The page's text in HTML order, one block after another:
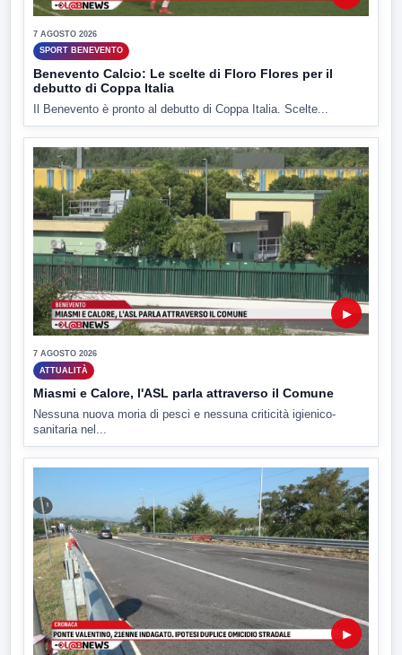
7 AGOSTO 2026
SPORT BENEVENTO
Benevento Calcio: Le scelte di Floro Flores per il
debutto di Coppa Italia
Il Benevento è pronto al debutto di Coppa Italia. Scelte...
▶
7 AGOSTO 2026
ATTUALITÀ
Miasmi e Calore, l'ASL parla attraverso il Comune
Nessuna nuova moria di pesci e nessuna criticità igienico-
sanitaria nel...
▶